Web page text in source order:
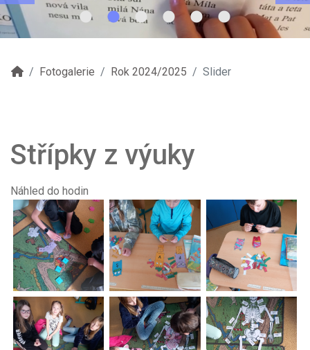
Fotogalerie Rok 2024/2025 Slider
Střípky z výuky
Náhled do hodin